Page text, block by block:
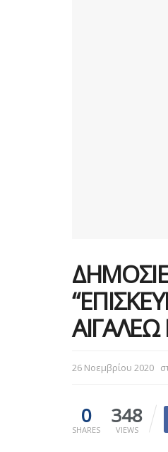
26 Νοεμβρίου 2020
0
SHARES
348
VIEWS